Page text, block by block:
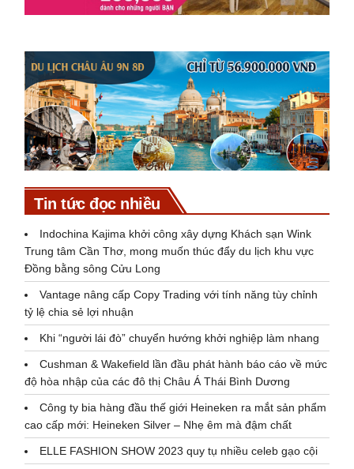
Tin tức đọc nhiều
Indochina Kajima khởi công xây dựng Khách sạn Wink
Trung tâm Cần Thơ, mong muốn thúc đẩy du lịch khu vực
Đồng bằng sông Cửu Long
Vantage nâng cấp Copy Trading với tính năng tùy chỉnh
tỷ lệ chia sẻ lợi nhuận
Khi “người lái đò” chuyển hướng khởi nghiệp làm nhang
Cushman & Wakefield lần đầu phát hành báo cáo về mức
độ hòa nhập của các đô thị Châu Á Thái Bình Dương
Công ty bia hàng đầu thế giới Heineken ra mắt sản phẩm
cao cấp mới: Heineken Silver – Nhẹ êm mà đậm chất
ELLE FASHION SHOW 2023 quy tụ nhiều celeb gạo cội